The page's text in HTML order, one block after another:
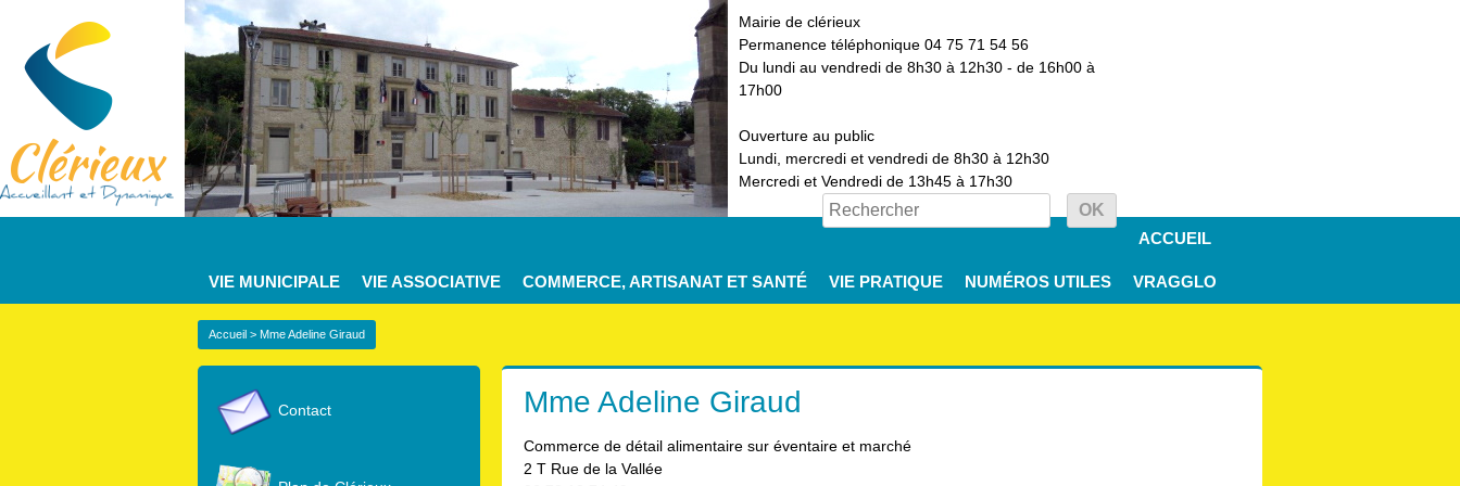
Mairie de clérieux
Permanence téléphonique 04 75 71 54 56
Du lundi au vendredi de 8h30 à 12h30 - de 16h00 à
17h00
Ouverture au public
Lundi, mercredi et vendredi de 8h30 à 12h30
Mercredi et Vendredi de 13h45 à 17h30
ACCUEIL
VIE MUNICIPALE VIE ASSOCIATIVE COMMERCE, ARTISANAT ET SANTÉ VIE PRATIQUE NUMÉROS UTILES VRAGGLO
Accueil > Mme Adeline Giraud
Mme Adeline Giraud
Commerce de détail alimentaire sur éventaire et marché
2 T Rue de la Vallée
Contact